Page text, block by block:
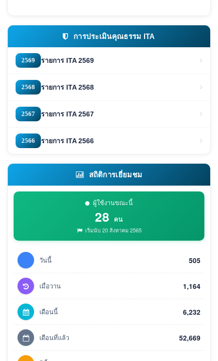
การประเมินคุณธรรม ITA
2569 รายการ ITA 2569
2568 รายการ ITA 2568
2567 รายการ ITA 2567
2566 รายการ ITA 2566
สถิติการเยี่ยมชม
ผู้ใช้งานขณะนี้
28 คน
เริ่มนับ 20 สิงหาคม 2565
วันนี้ 505
เมื่อวาน 1,164
เดือนนี้ 6,232
เดือนที่แล้ว 52,669